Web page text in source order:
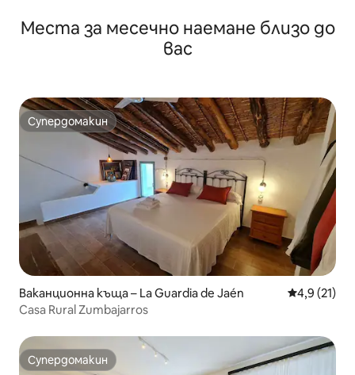
Места за месечно наемане близо до
вас
Супердомакин
Супердомакин
Ваканционна къща – La Guardia de Jaén Средна
4,9 (21)
Casa Rural Zumbajarros
Супердомакин
Супердомакин